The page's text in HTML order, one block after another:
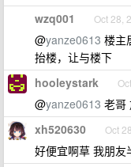
wzq001 Oct 28,
@yanze0613 楼主
抬楼，让与楼下
hooleystark
@yanze0613 老哥
xh520630 Oct
好便宜啊草 我朋